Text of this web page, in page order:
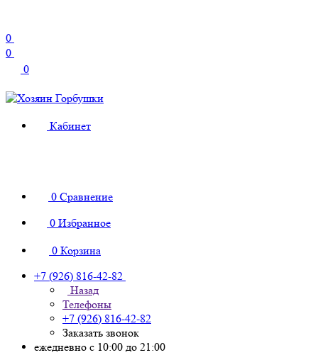
0
0
0
Кабинет
0 Сравнение
0 Избранное
0 Корзина
+7 (926) 816-42-82
Назад
Телефоны
+7 (926) 816-42-82
Заказать звонок
ежедневно с 10:00 до 21:00